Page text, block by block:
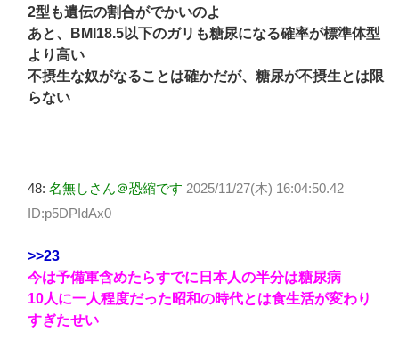
2型も遺伝の割合がでかいのよ
あと、BMI18.5以下のガリも糖尿になる確率が標準体型
より高い
不摂生な奴がなることは確かだが、糖尿が不摂生とは限
らない
48: 名無しさん＠恐縮です 2025/11/27(木) 16:04:50.42
ID:p5DPIdAx0
>>23
今は予備軍含めたらすでに日本人の半分は糖尿病
10人に一人程度だった昭和の時代とは食生活が変わり
すぎたせい